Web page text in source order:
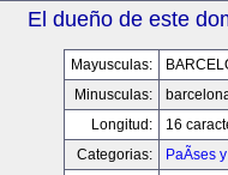
El dueño de este
Mayusculas:
Minusculas:
Longitud:
16
Categorias:
PaÃ­ses